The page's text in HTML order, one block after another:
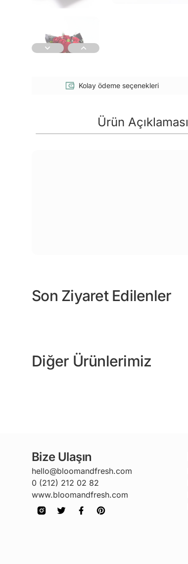
Kolay ödeme seçenekleri
Ürün Açıklaması
Son Ziyaret Edilenler
Diğer Ürünlerimiz
Bize Ulaşın
hello@bloomandfresh.com
0 (212) 212 02 82
www.bloomandfresh.com